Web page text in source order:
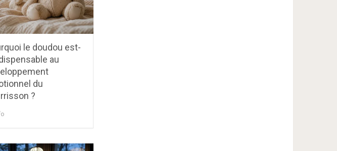
le doudou est-
au
du
?